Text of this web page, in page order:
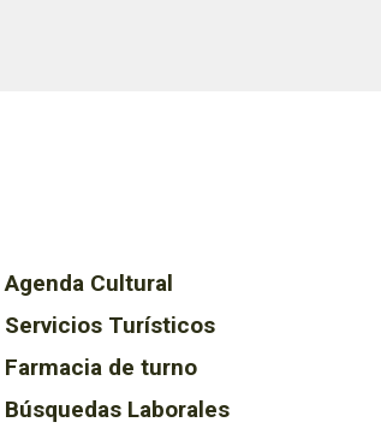
Agenda Cultural
Servicios Turísticos
Farmacia de turno
Búsquedas Laborales